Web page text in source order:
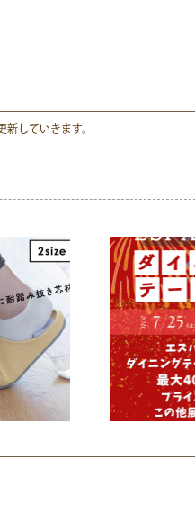
していきます。